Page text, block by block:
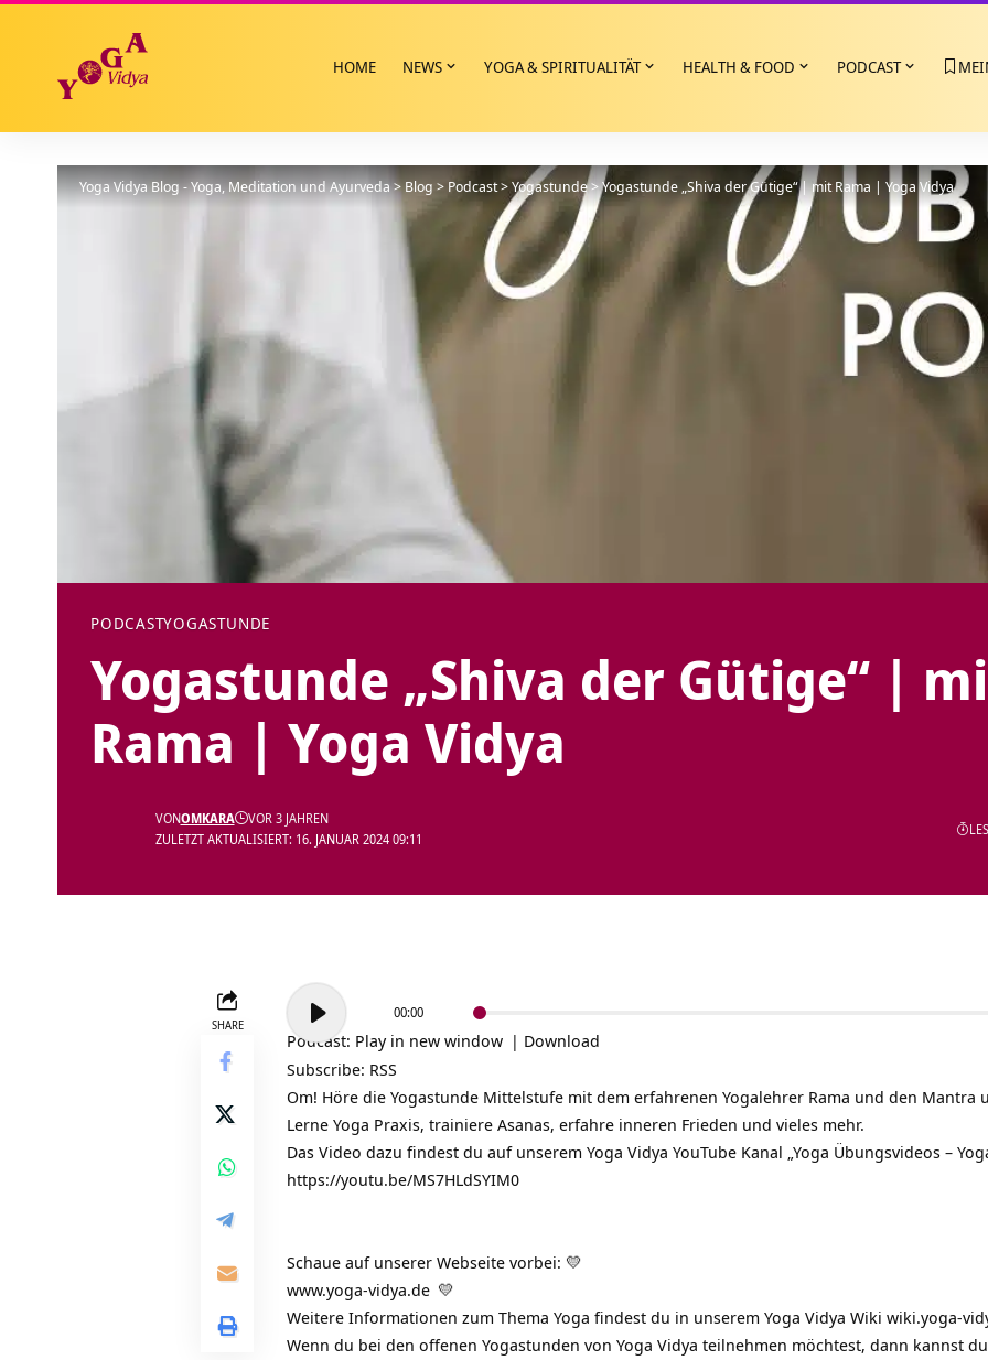
HOME NEWS YOGA & SPIRITUALITÄT HEALTH & FOOD PODCAST
Yoga Vidya Blog - Yoga, Meditation und Ayurveda>Blog > Podcast>Yogastunde>Yogastunde „Shiva der Gütige“ | mit Rama | Yoga Vidya
PODCASTYOGASTUNDE
Yogastunde „Shiva der Gütige“ |
Rama | Yoga Vidya
ZULETZT AKTUALISIERT: 16. JANUAR 2024 09:11
VONOMKARA VOR 3 JAHREN
SHARE
Audio-
Player
00:00
Podcast: Play in new window | Download
Subscribe: RSS
Om! Höre die Yogastunde Mittelstufe mit dem erfahrenen Yogalehrer Rama und den Mantra
Lerne Yoga Praxis, trainiere Asanas, erfahre inneren Frieden und vieles mehr.
Das Video dazu findest du auf unserem Yoga Vidya YouTube Kanal „Yoga Übungsvideos –
https://youtu.be/MS7HLdSYIM0
Schaue auf unserer Webseite vorbei: 💛
www.yoga-vidya.de 💛
Weitere Informationen zum Thema Yoga findest du in unserem Yoga Vidya Wiki wiki.yoga-
Wenn du bei den offenen Yogastunden von Yoga Vidya teilnehmen möchtest, dann kannst